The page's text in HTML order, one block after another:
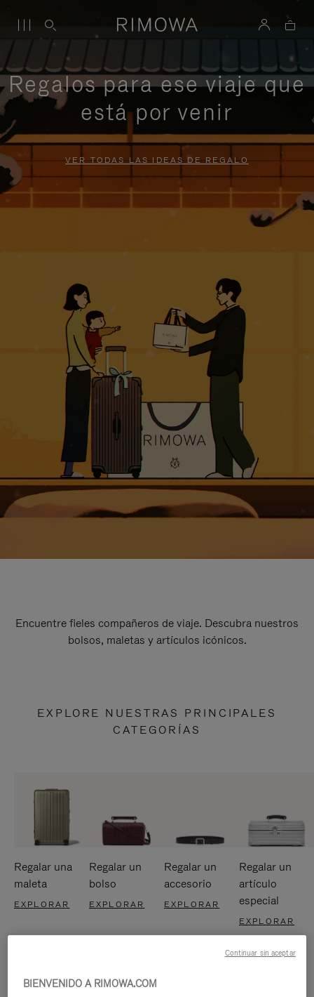
Regalos para ese viaje que
está por venir
VER TODAS LAS IDEAS DE REGALO
Encuentre fieles compañeros de viaje. Descubra nuestros
bolsos, maletas y artículos icónicos.
EXPLORE NUESTRAS PRINCIPALES
CATEGORÍAS
Regalar una
maleta
EXPLORAR
Regalar un
bolso
EXPLORAR
Regalar un
accesorio
EXPLORAR
Regalar un
artículo
especial
EXPLORAR
BIENVENIDO A RIMOWA.COM
Continuar sin aceptar